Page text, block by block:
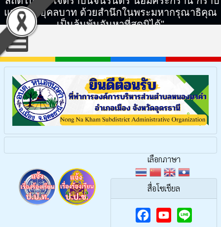
แทบพระยุคลบาท ด้วยสำนึกในพระมหากรุณาธิคุณ
เป็นล้นพ้นอันหาที่สุดมิได้"
เลือกภาษา
สื่อโซเชียล